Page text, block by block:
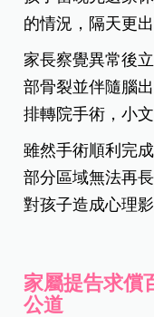
的情況，隔天更
家長察覺異常後
部骨裂並伴隨腦
排轉院手術，小
雖然手術順利完
部分區域無法再
對孩子造成心理影
家屬提告求償
公道